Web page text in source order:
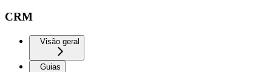
CRM
Visão geral
Guias